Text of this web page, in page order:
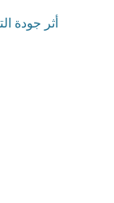
أثر جودة